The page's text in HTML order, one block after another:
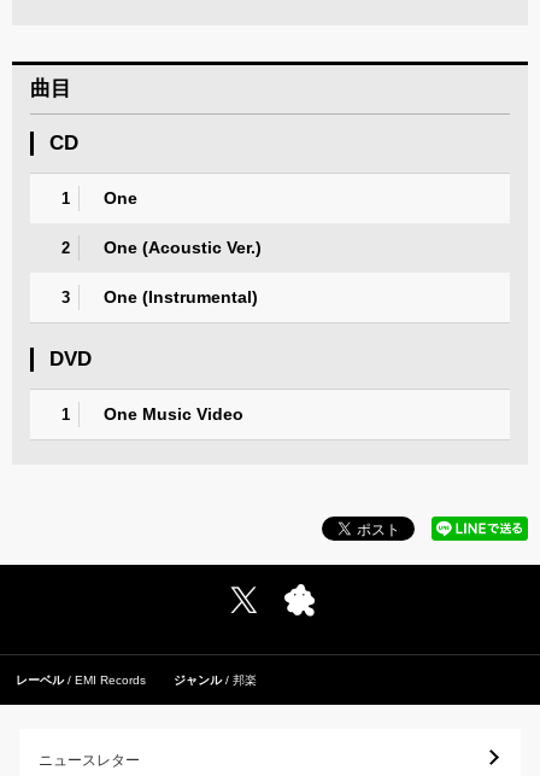
曲目
CD
1 One
2 One (Acoustic Ver.)
3 One (Instrumental)
DVD
1 One Music Video
レーベル EMI Records ジャンル 邦楽
ニュースレター